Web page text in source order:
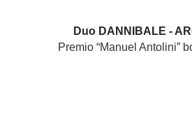
Duo DANNIBALE -
Premio “Manuel Antolini”